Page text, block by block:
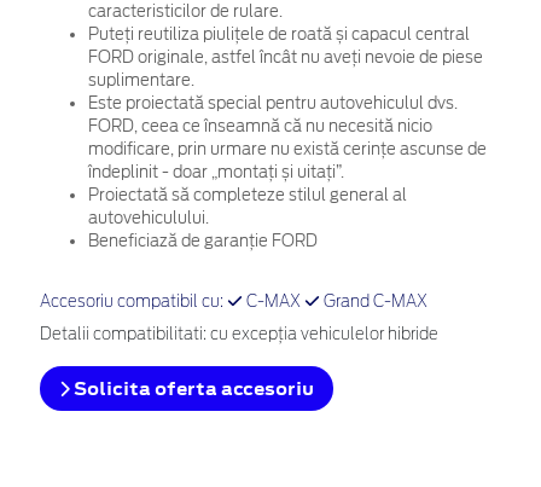
caracteristicilor de rulare.
Puteți reutiliza piulițele de roată și capacul central
FORD originale, astfel încât nu aveți nevoie de piese
suplimentare.
Este proiectată special pentru autovehiculul dvs.
FORD, ceea ce înseamnă că nu necesită nicio
modificare, prin urmare nu există cerințe ascunse de
îndeplinit - doar „montați și uitați”.
Proiectată să completeze stilul general al
autovehiculului.
Beneficiază de garanție FORD
Accesoriu compatibil cu: C-MAX Grand C-MAX
Detalii compatibilitati: cu excepţia vehiculelor hibride
Solicita oferta accesoriu